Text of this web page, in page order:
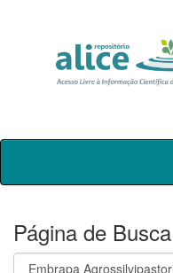
Skip
Página de Busca